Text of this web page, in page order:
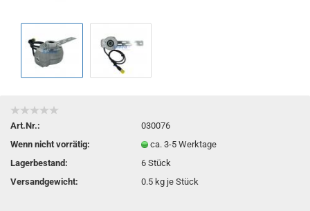
Art.Nr.:
030076
Wenn nicht vorrätig:
ca. 3-5 Werktage
Lagerbestand:
6Stück
Versandgewicht:
0.5 kg je Stück